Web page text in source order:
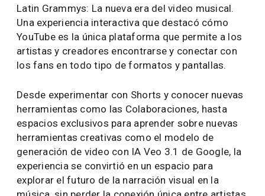
14 NOV, 2025 7 MINS DE LECTURA
SHARE
Si hay una semana en la que los ritmos y la
energía latinos se sienten de verdad, es durante